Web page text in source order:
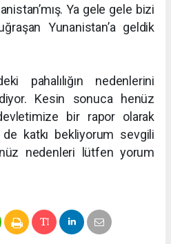
Ya gele gele bizi
Yunanistan’a geldik
pahalılığın nedenlerini
Kesin sonuca henüz
bir rapor olarak
de katkı bekliyorum sevgili
nedenleri lütfen yorum